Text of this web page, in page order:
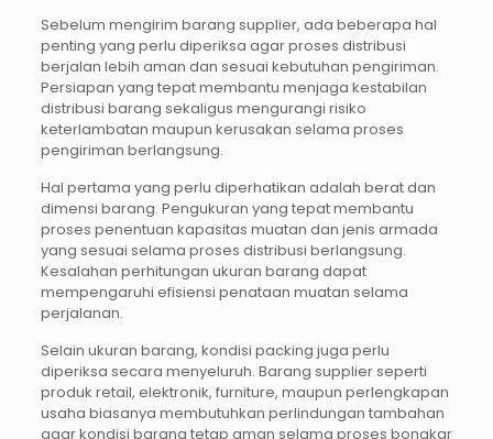
Sebelum mengirim barang supplier, ada beberapa hal
penting yang perlu diperiksa agar proses distribusi
berjalan lebih aman dan sesuai kebutuhan pengiriman.
Persiapan yang tepat membantu menjaga kestabilan
distribusi barang sekaligus mengurangi risiko
keterlambatan maupun kerusakan selama proses
pengiriman berlangsung.
Hal pertama yang perlu diperhatikan adalah berat dan
dimensi barang. Pengukuran yang tepat membantu
proses penentuan kapasitas muatan dan jenis armada
yang sesuai selama proses distribusi berlangsung.
Kesalahan perhitungan ukuran barang dapat
mempengaruhi efisiensi penataan muatan selama
perjalanan.
Selain ukuran barang, kondisi packing juga perlu
diperiksa secara menyeluruh. Barang supplier seperti
produk retail, elektronik, furniture, maupun perlengkapan
usaha biasanya membutuhkan perlindungan tambahan
agar kondisi barang tetap aman selama proses bongkar